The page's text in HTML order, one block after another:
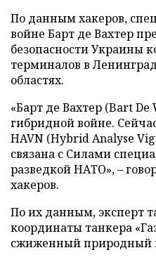
По данным хакеров,
войне Барт де Вахтер
безопасности Украины
терминалов в
областях.
«Барт де Вахтер (Bart
гибридной войне.
HAVN (Hybrid Analyse
связана с Силами
разведкой НАТО», –
хакеров.
По их данным, эксперт
координаты танкера
сжиженный природный